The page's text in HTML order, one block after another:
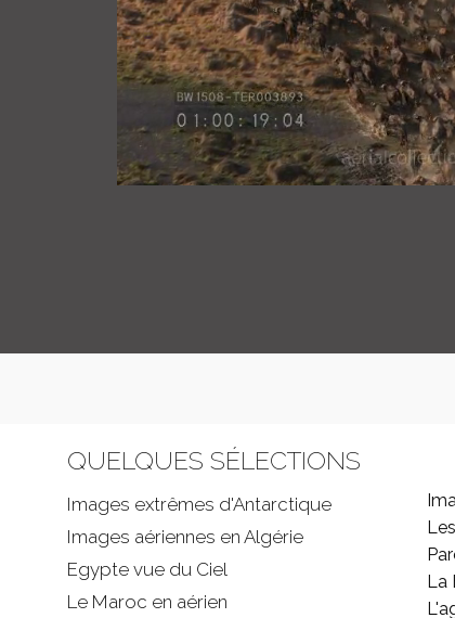
QUELQUES SÉLECTIONS
Images extrêmes d'Antarctique
Images aériennes en Algérie
Egypte vue du Ciel
Le Maroc en aérien
La